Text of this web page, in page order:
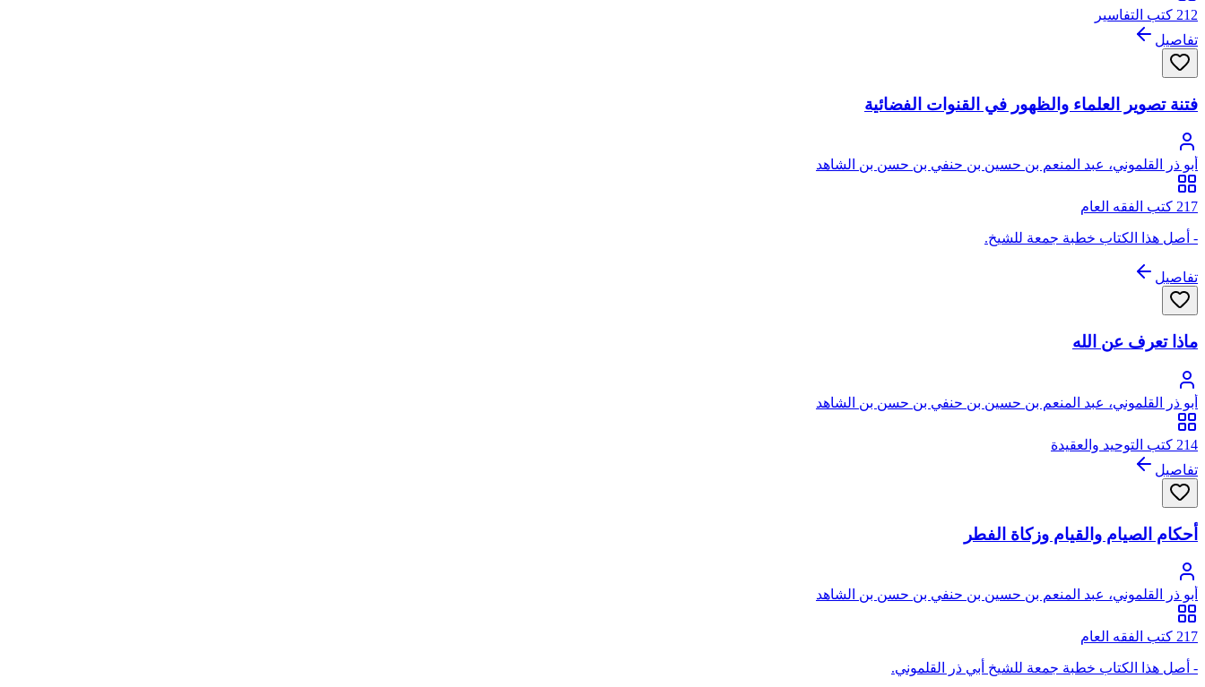
212 كتب التفاسير
تفاصيل
فتنة تصوير العلماء والظهور في القنوات الفضائية
أبو ذر القلموني، عبد المنعم بن حسين بن حنفي بن حسن بن الشاهد
217 كتب الفقه العام
- أصل هذا الكتاب خطبة جمعة للشيخ.
تفاصيل
ماذا تعرف عن الله
أبو ذر القلموني، عبد المنعم بن حسين بن حنفي بن حسن بن الشاهد
214 كتب التوحيد والعقيدة
تفاصيل
أحكام الصيام والقيام وزكاة الفطر
أبو ذر القلموني، عبد المنعم بن حسين بن حنفي بن حسن بن الشاهد
217 كتب الفقه العام
- أصل هذا الكتاب خطبة جمعة للشيخ أبي ذر القلموني.